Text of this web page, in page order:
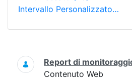
Intervallo Personalizzato…
Ricerca
Report di
Contenuto Web